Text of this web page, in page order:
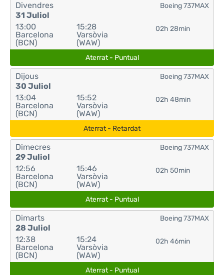
Divendres
31 Juliol
13:00
Barcelona
(BCN)
15:28
Varsòvia
(WAW)
02h 28min
Boeing 737MAX
Aterrat - Puntual
Dijous
30 Juliol
13:04
Barcelona
(BCN)
15:52
Varsòvia
(WAW)
02h 48min
Boeing 737MAX
Aterrat - Retardat
Dimecres
29 Juliol
12:56
Barcelona
(BCN)
15:46
Varsòvia
(WAW)
02h 50min
Boeing 737MAX
Aterrat - Puntual
Dimarts
28 Juliol
12:38
Barcelona
(BCN)
15:24
Varsòvia
(WAW)
02h 46min
Boeing 737MAX
Aterrat - Puntual